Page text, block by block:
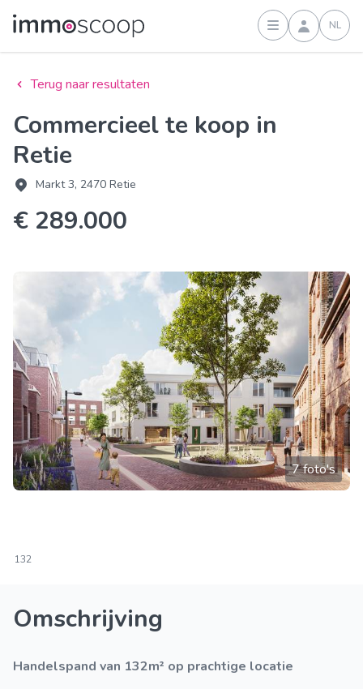
Inloggen
NL
Terug naar resultaten
Commercieel te koop in
Retie
Markt 3, 2470 Retie
€ 289.000
7 foto's
132
Omschrijving
Handelspand van 132m² op prachtige locatie